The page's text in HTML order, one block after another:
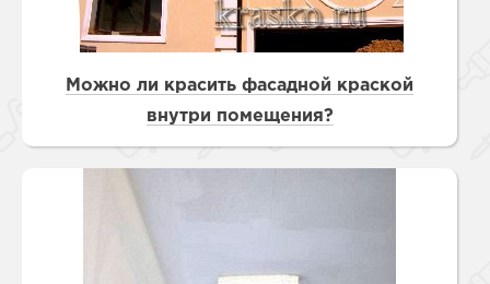
Можно ли красить фасадной краской
внутри помещения?